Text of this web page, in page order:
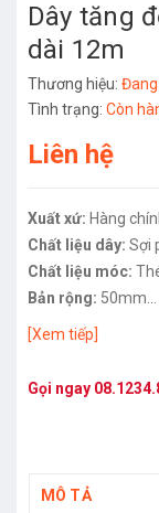
Dây tăng
dài 12m
Thương hiệu:
Tình trạng: Còn
Liên hệ
Xuất xứ: Hàng
Chất liệu dây: Sợi
Chất liệu móc:
Bản rộng: 50mm
Trọng tải:
[Xem tiếp]
Gọi ngay
MÔ TẢ